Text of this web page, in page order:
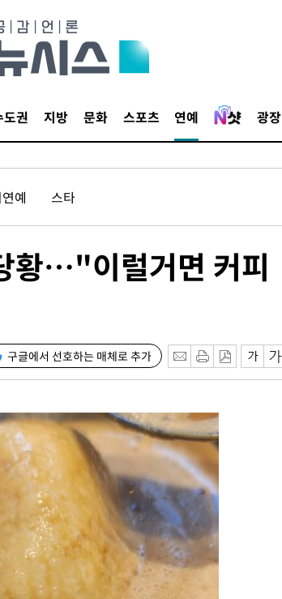
도권 지방 문화 스포츠 연예 광장
예 스타
황…"이럴거면 커피
구글에서 선호하는 매체로 추가